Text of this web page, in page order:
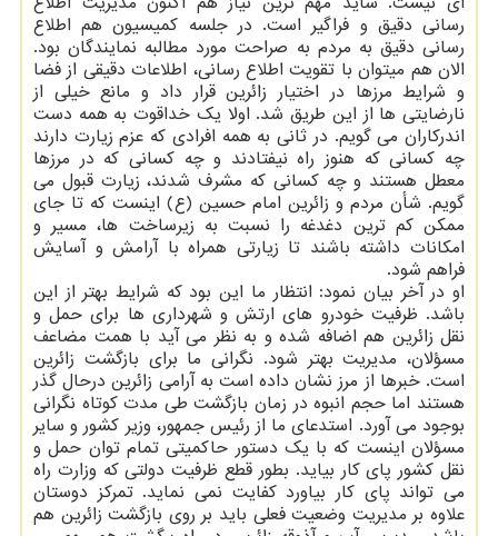
رسانی دقیق و فراگیر است. در جلسه کمیسیون هم اطلاع
رسانی دقیق به مردم به صراحت مورد مطالبه نمایندگان بود.
الان هم میتوان با تقویت اطلاع رسانی، اطلاعات دقیقی از فضا
و شرایط مرزها در اختیار زائرین قرار داد و مانع خیلی از
نارضایتی ها از این طریق شد. اولا یک خداقوت به همه دست
اندرکاران می گویم. در ثانی به همه افرادی که عزم زیارت دارند
چه کسانی که هنوز راه نیفتادند و چه کسانی که در مرزها
معطل هستند و چه کسانی که مشرف شدند، زیارت قبول می
گویم. شأن مردم و زائرین امام حسین (ع) اینست که تا جای
ممکن کم ترین دغدغه را نسبت به زیرساخت ها، مسیر و
امکانات داشته باشند تا زیارتی همراه با آرامش و آسایش
فراهم شود.
او در آخر بیان نمود: انتظار ما این بود که شرایط بهتر از این
باشد. ظرفیت خودرو های ارتش و شهرداری ها برای حمل و
نقل زائرین هم اضافه شده و به نظر می آید با همت مضاعف
مسؤلان، مدیریت بهتر شود. نگرانی ما برای بازگشت زائرین
است. خبرها از مرز نشان داده است به آرامی زائرین درحال گذر
هستند اما حجم انبوه در زمان بازگشت طی مدت کوتاه نگرانی
بوجود می آورد. استدعای ما از رئیس جمهور، وزیر کشور و سایر
مسؤلان اینست که با یک دستور حاکمیتی تمام توان حمل و
نقل کشور پای کار بیاید. بطور قطع ظرفیت دولتی که وزارت راه
می تواند پای کار بیاورد کفایت نمی نماید. تمرکز دوستان
علاوه بر مدیریت وضعیت فعلی باید بر روی بازگشت زائرین هم